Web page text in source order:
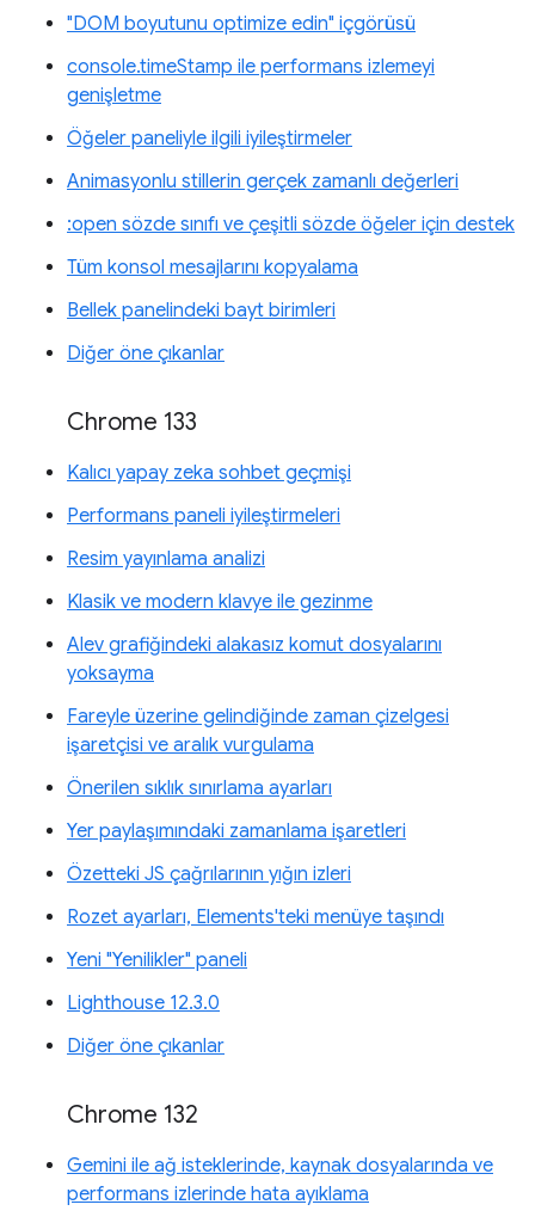
"DOM boyutunu optimize edin" içgörüsü
console.timeStamp ile performans izlemeyi
genişletme
Öğeler paneliyle ilgili iyileştirmeler
Animasyonlu stillerin gerçek zamanlı değerleri
:open sözde sınıfı ve çeşitli sözde öğeler için destek
Tüm konsol mesajlarını kopyalama
Bellek panelindeki bayt birimleri
Diğer öne çıkanlar
Chrome 133
Kalıcı yapay zeka sohbet geçmişi
Performans paneli iyileştirmeleri
Resim yayınlama analizi
Klasik ve modern klavye ile gezinme
Alev grafiğindeki alakasız komut dosyalarını
yoksayma
Fareyle üzerine gelindiğinde zaman çizelgesi
işaretçisi ve aralık vurgulama
Önerilen sıklık sınırlama ayarları
Yer paylaşımındaki zamanlama işaretleri
Özetteki JS çağrılarının yığın izleri
Rozet ayarları, Elements'teki menüye taşındı
Yeni "Yenilikler" paneli
Lighthouse 12.3.0
Diğer öne çıkanlar
Chrome 132
Gemini ile ağ isteklerinde, kaynak dosyalarında ve
performans izlerinde hata ayıklama